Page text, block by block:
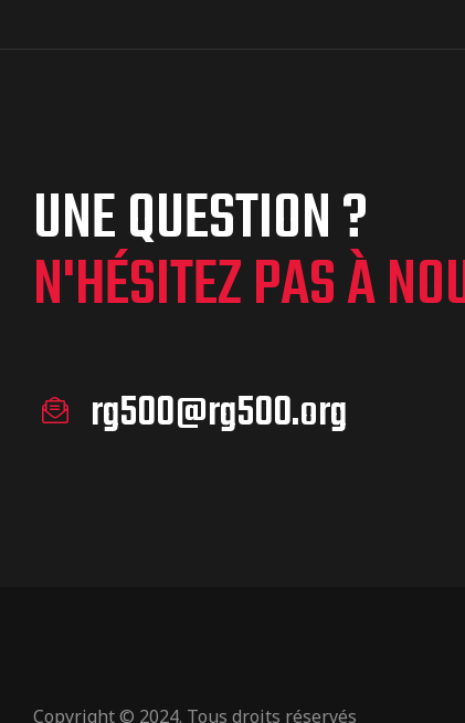
UNE QUESTION ?
N'HÉSITEZ PAS À
rg500@rg500.org
Copyright © 2024. Tous droits réservés